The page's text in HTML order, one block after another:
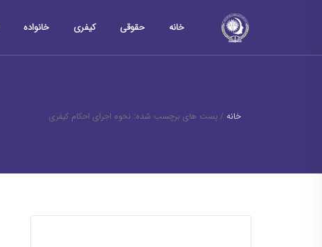
خانه حقوقی کیفری خانواده
خانه / پست های برچسب شده: نحوه اجرای احکام کیفری